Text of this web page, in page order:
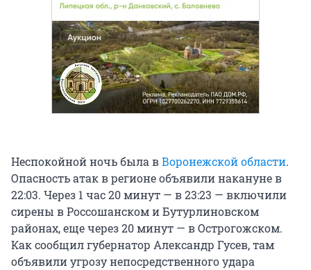
Неспокойной ночь была вВоронежской области.
Опасность атак в регионе объявили накануне в
22:03. Через 1 час 20 минут — в 23:23 — включили
сирены в Россошанском и Бутурлиновском
районах, еще через 20 минут — в Острогожском.
Как сообщил губернатор Александр Гусев, там
объявили угрозу непосредственного удара